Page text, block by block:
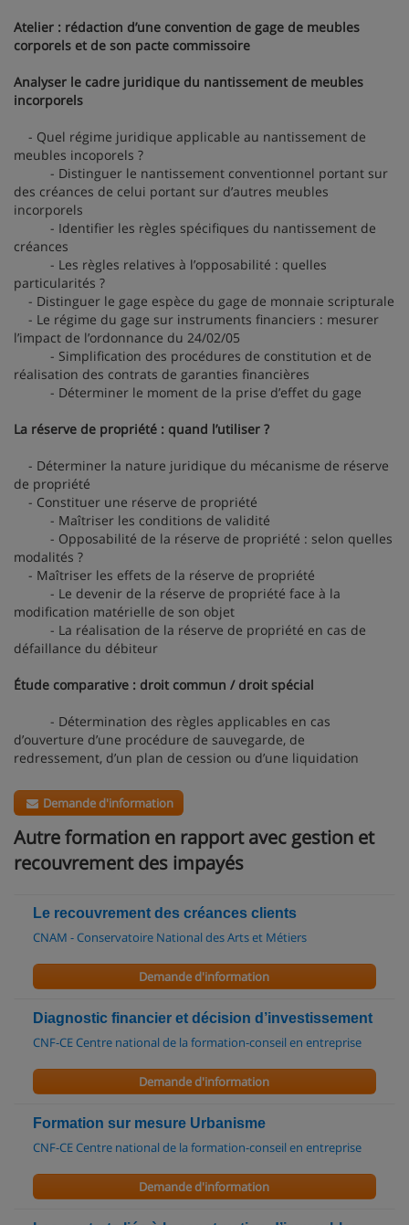
Atelier : rédaction d’une convention de gage de meubles
corporels et de son pacte commissoire
Analyser le cadre juridique du nantissement de meubles
incorporels
- Quel régime juridique applicable au nantissement de
meubles incoporels ?
- Distinguer le nantissement conventionnel portant sur
des créances de celui portant sur d’autres meubles
incorporels
- Identifier les règles spécifiques du nantissement de
créances
- Les règles relatives à l’opposabilité : quelles
particularités ?
- Distinguer le gage espèce du gage de monnaie scripturale
- Le régime du gage sur instruments financiers : mesurer
l’impact de l’ordonnance du 24/02/05
- Simplification des procédures de constitution et de
réalisation des contrats de garanties financières
- Déterminer le moment de la prise d’effet du gage
La réserve de propriété : quand l’utiliser ?
- Déterminer la nature juridique du mécanisme de réserve
de propriété
- Constituer une réserve de propriété
- Maîtriser les conditions de validité
- Opposabilité de la réserve de propriété : selon quelles
modalités ?
- Maîtriser les effets de la réserve de propriété
- Le devenir de la réserve de propriété face à la
modification matérielle de son objet
- La réalisation de la réserve de propriété en cas de
défaillance du débiteur
Étude comparative : droit commun / droit spécial
- Détermination des règles applicables en cas
d’ouverture d’une procédure de sauvegarde, de
redressement, d’un plan de cession ou d’une liquidation
Demande d'information
Autre formation en rapport avec gestion et
recouvrement des impayés
Le recouvrement des créances clients
CNAM - Conservatoire National des Arts et Métiers
Demande d'information
Diagnostic financier et décision d’investissement
CNF-CE Centre national de la formation-conseil en entreprise
Demande d'information
Formation sur mesure Urbanisme
CNF-CE Centre national de la formation-conseil en entreprise
Demande d'information